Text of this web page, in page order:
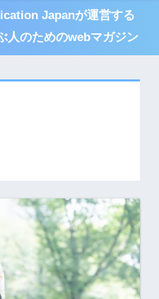
Japanが運営する
人のためのwebマガジン